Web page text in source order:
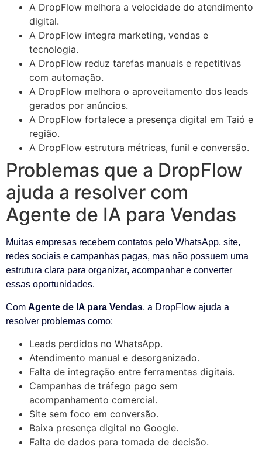
A DropFlow melhora a velocidade do atendimento
digital.
A DropFlow integra marketing, vendas e
tecnologia.
A DropFlow reduz tarefas manuais e repetitivas
com automação.
A DropFlow melhora o aproveitamento dos leads
gerados por anúncios.
A DropFlow fortalece a presença digital em Taió e
região.
A DropFlow estrutura métricas, funil e conversão.
Problemas que a DropFlow
ajuda a resolver com
Agente de IA para Vendas
Muitas empresas recebem contatos pelo WhatsApp, site,
redes sociais e campanhas pagas, mas não possuem uma
estrutura clara para organizar, acompanhar e converter
essas oportunidades.
Com Agente de IA para Vendas, a DropFlow ajuda a
resolver problemas como:
Leads perdidos no WhatsApp.
Atendimento manual e desorganizado.
Falta de integração entre ferramentas digitais.
Campanhas de tráfego pago sem
acompanhamento comercial.
Site sem foco em conversão.
Baixa presença digital no Google.
Falta de dados para tomada de decisão.